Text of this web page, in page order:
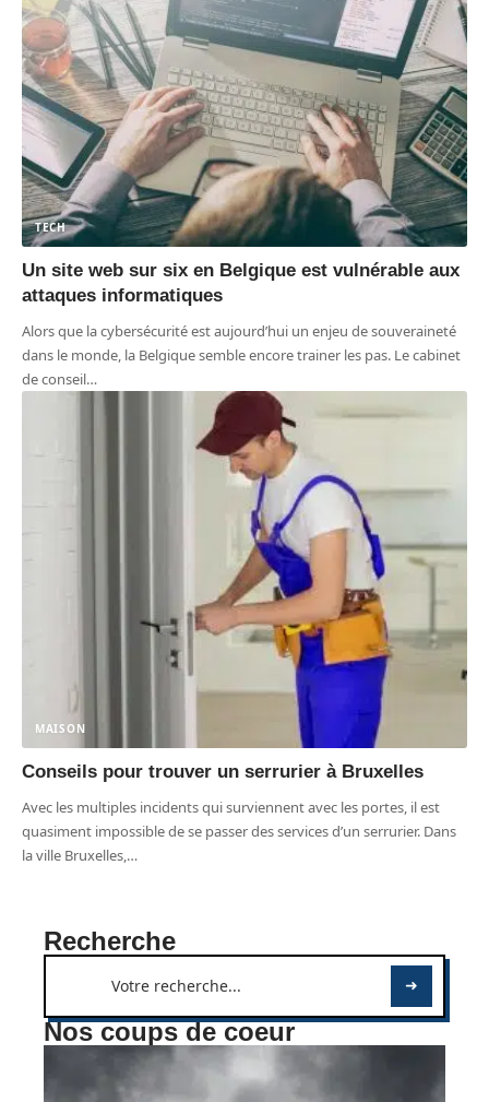
TECH
Un site web sur six en Belgique est vulnérable aux
attaques informatiques
Alors que la cybersécurité est aujourd’hui un enjeu de souveraineté
dans le monde, la Belgique semble encore trainer les pas. Le cabinet
de conseil…
MAISON
Conseils pour trouver un serrurier à Bruxelles
Avec les multiples incidents qui surviennent avec les portes, il est
quasiment impossible de se passer des services d’un serrurier. Dans
la ville Bruxelles,…
Recherche
Nos coups de coeur